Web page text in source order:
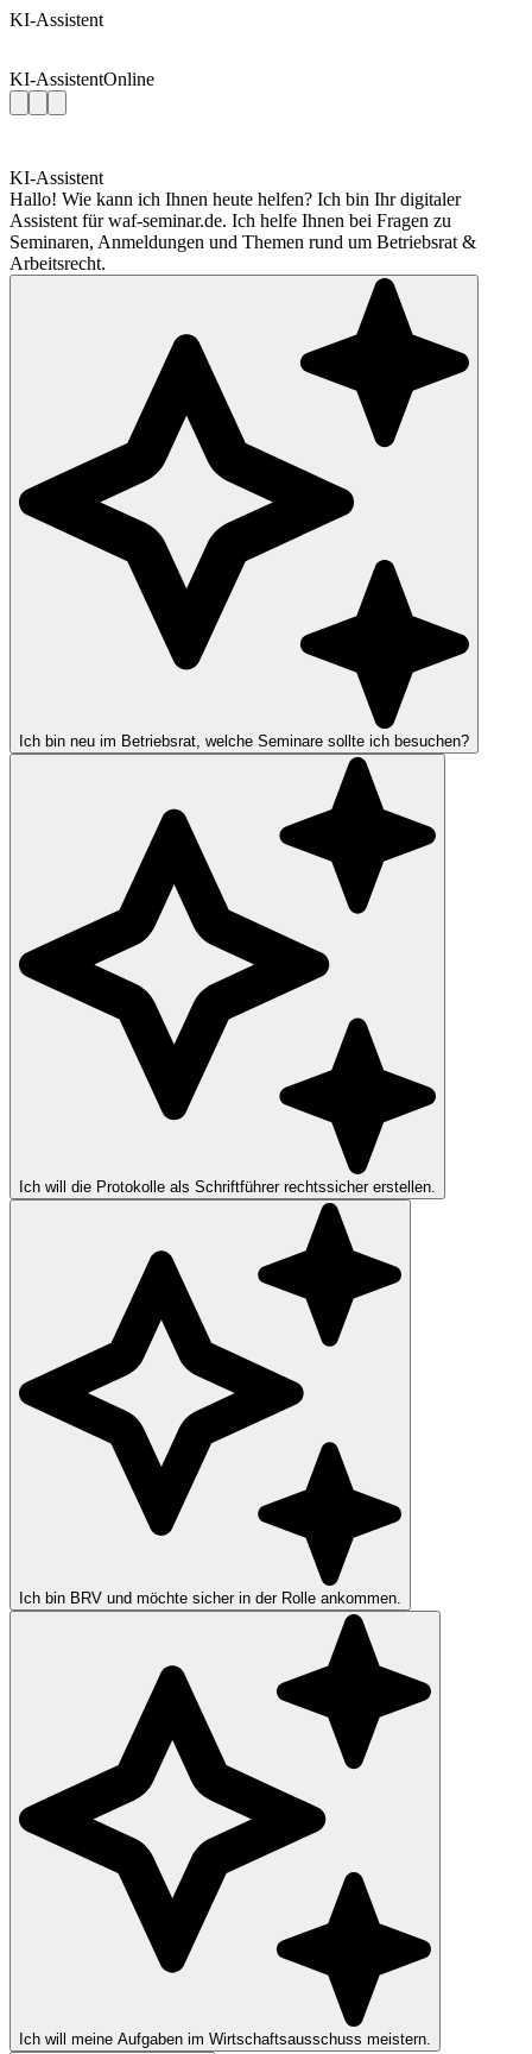
KI-Assistent
KI-AssistentOnline
KI-Assistent
Hallo! Wie kann ich Ihnen heute helfen? Ich bin Ihr digitaler
Assistent für waf-seminar.de. Ich helfe Ihnen bei Fragen zu
Seminaren, Anmeldungen und Themen rund um Betriebsrat &
Arbeitsrecht.
Ich bin neu im Betriebsrat, welche Seminare sollte ich besuchen?
Ich will die Protokolle als Schriftführer rechtssicher erstellen.
Ich bin BRV und möchte sicher in der Rolle ankommen.
Ich will meine Aufgaben im Wirtschaftsausschuss meistern.